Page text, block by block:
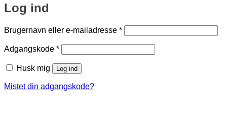
Log ind
Brugernavn eller e-mailadresse *Påkrævet
Adgangskode *Påkrævet
Husk mig Log ind
Mistet din adgangskode?